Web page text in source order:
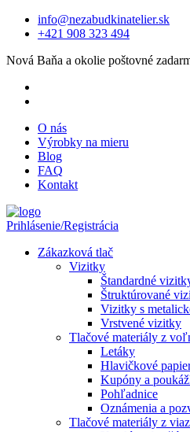
info@nezabudkinatelier.sk
+421 908 323 494
Nová Baňa a okolie poštovné
O nás
Výrobky na mieru
Blog
FAQ
Kontakt
Prihlásenie/Registrácia
Zákazková tlač
Vizitky
Štandardné
Štruktúrované
Vizitky s
Vrstvené vizitky
Tlačové materiály z
Letáky
Hlavičkové
Kupóny a
Pohľadnice
Oznámenia a
Tlačové materiály z